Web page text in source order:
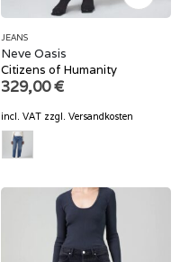
JEANS
Neve Oasis
Citizens of Humanity
329,00€
incl. VAT zzgl. Versandkosten